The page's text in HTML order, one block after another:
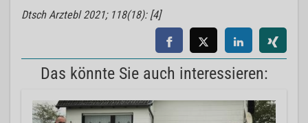
Dtsch Arztebl 2021; 118(18): [4]
Das könnte Sie auch interessieren: